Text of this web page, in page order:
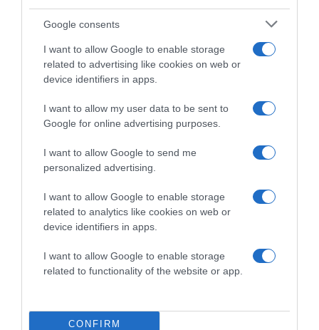
Google consents
I want to allow Google to enable storage
related to advertising like cookies on web or
device identifiers in apps.
I want to allow my user data to be sent to
Google for online advertising purposes.
I want to allow Google to send me
personalized advertising.
I want to allow Google to enable storage
related to analytics like cookies on web or
device identifiers in apps.
I want to allow Google to enable storage
related to functionality of the website or app.
CONFIRM
2026-08-06.
3 ok, amiért egy idősebb nő fiatalabb férfit választ